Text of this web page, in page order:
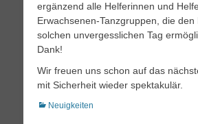
ergänzend alle Helferinnen und
Erwachsenen-Tanzgruppen, die den
solchen unvergesslichen Tag
Dank!
Wir freuen uns schon auf das
mit Sicherheit wieder spektakulär.
Kategorien
Neuigkeiten